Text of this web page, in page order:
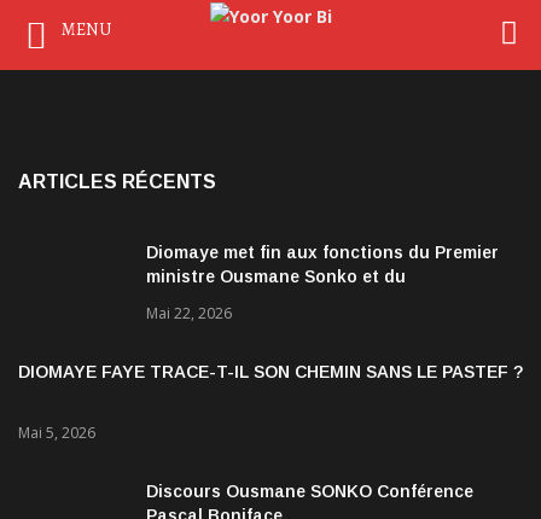
ARTICLES RÉCENTS
Diomaye met fin aux fonctions du Premier
ministre Ousmane Sonko et du
Mai 22, 2026
DIOMAYE FAYE TRACE-T-IL SON CHEMIN SANS LE PASTEF ?
Mai 5, 2026
Discours Ousmane SONKO Conférence
MENU